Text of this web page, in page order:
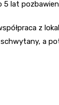
5 lat
z
a